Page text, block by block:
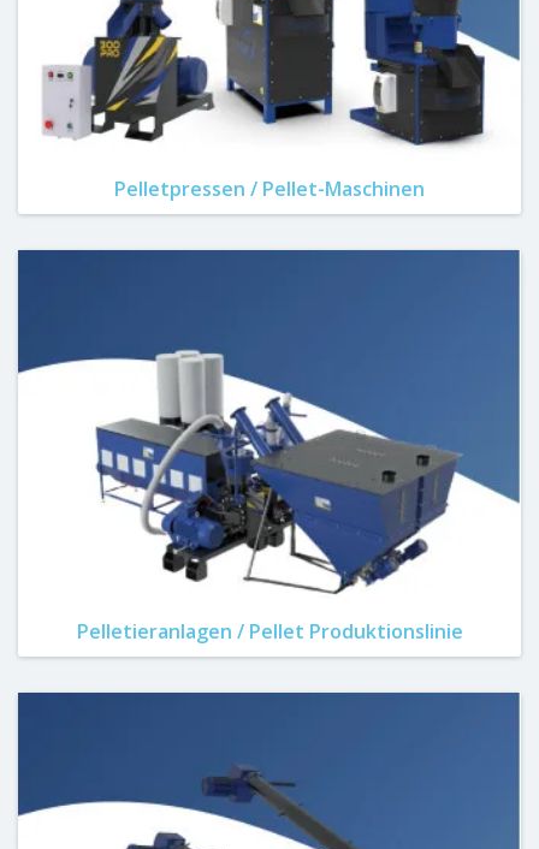
Pelletpressen / Pellet-Maschinen
Pelletieranlagen / Pellet Produktionslinie